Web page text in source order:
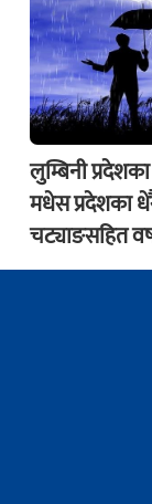
लुम्बिनी
मधेस प्रदेशका
चट्याङसहित